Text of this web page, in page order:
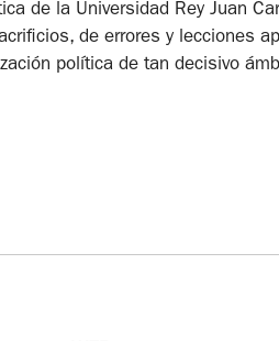
de la Universidad Rey Juan
de errores y lecciones
política de tan decisivo